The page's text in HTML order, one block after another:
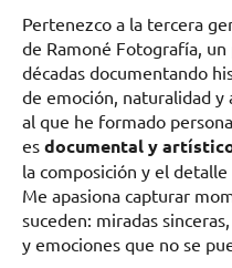
Pertenezco a la tercera
de Ramoné Fotografía,
décadas documentando
de emoción, naturalidad
al que he formado
es documental y
la composición y el
Me apasiona capturar
suceden: miradas
y emociones que no se